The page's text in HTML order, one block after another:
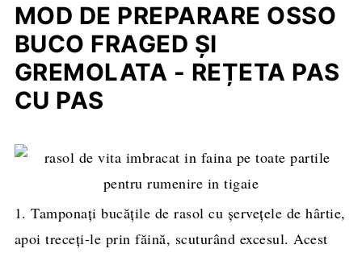
MOD DE PREPARARE OSSO
BUCO FRAGED ȘI
GREMOLATA - REȚETA PAS
CU PAS
1. Tamponați bucățile de rasol cu șervețele de hârtie,
apoi treceți-le prin făină, scuturând excesul. Acest